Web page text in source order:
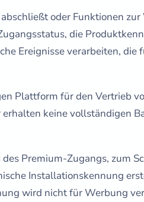
oder Funktionen
die
Ereignisse verarbeiten, die
Plattform für den Vertrieb
keine vollständigen
Premium-Zugangs, zum
Installationskennung
wird nicht für Werbung